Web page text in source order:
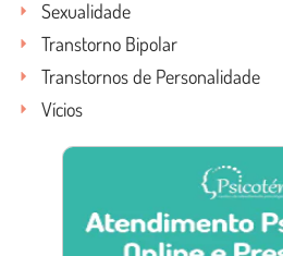
Sexualidade
Transtorno Bipolar
Transtornos de Personalidade
Vícios